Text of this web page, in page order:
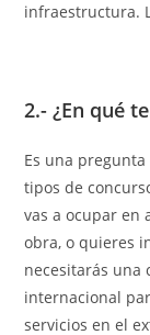
infraestructura.
2.- ¿En qué
Es una
tipos de
vas a ocupar en
obra, o quieres
necesitarás una
internacional
servicios en el